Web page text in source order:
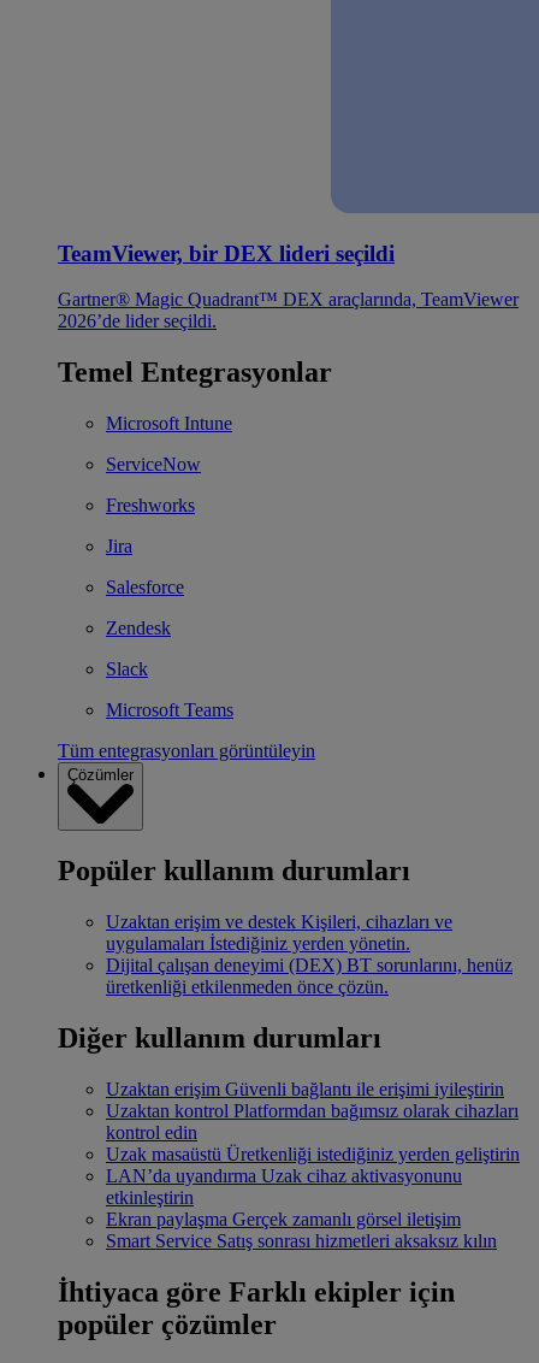
TeamViewer, bir DEX lideri seçildi
Gartner® Magic Quadrant™ DEX araçlarında, TeamViewer
2026’de lider seçildi.
Temel Entegrasyonlar
Microsoft Intune
ServiceNow
Freshworks
Jira
Salesforce
Zendesk
Slack
Microsoft Teams
Tüm entegrasyonları görüntüleyin
Çözümler
Popüler kullanım durumları
Uzaktan erişim ve destek Kişileri, cihazları ve
uygulamaları İstediğiniz yerden yönetin.
Dijital çalışan deneyimi (DEX) BT sorunlarını, henüz
üretkenliği etkilenmeden önce çözün.
Diğer kullanım durumları
Uzaktan erişim Güvenli bağlantı ile erişimi iyileştirin
Uzaktan kontrol Platformdan bağımsız olarak cihazları
kontrol edin
Uzak masaüstü Üretkenliği istediğiniz yerden geliştirin
LAN’da uyandırma Uzak cihaz aktivasyonunu
etkinleştirin
Ekran paylaşma Gerçek zamanlı görsel iletişim
Smart Service Satış sonrası hizmetleri aksaksız kılın
İhtiyaca göre Farklı ekipler için
popüler çözümler